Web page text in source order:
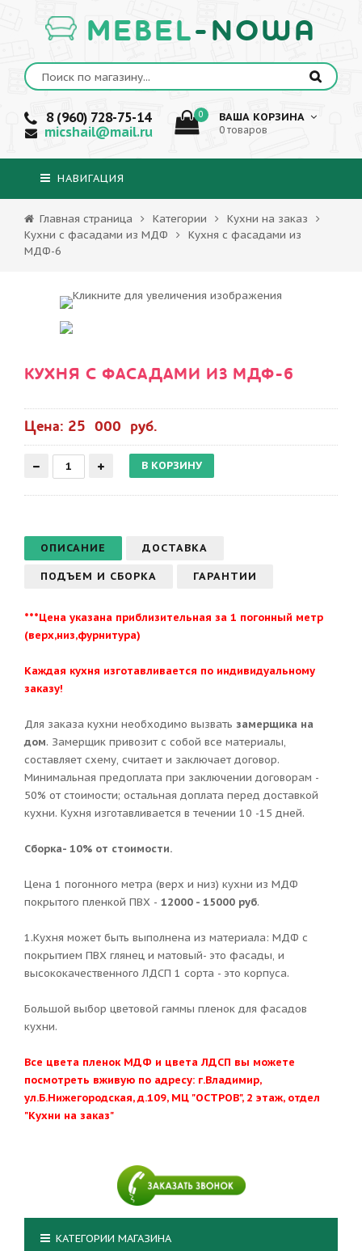
MEBEL-NOWA
8 (960) 728-75-14
micshail@mail.ru
0 ВАША КОРЗИНА
0 товаров
НАВИГАЦИЯ
Главная страница Категории
Кухни на заказ
Кухни с фасадами из МДФ
Кухня с фасадами из
МДФ-6
КУХНЯ С ФАСАДАМИ ИЗ МДФ-6
Цена: 25 000 руб.
ОПИСАНИЕ ДОСТАВКА
ПОДЪЕМ И СБОРКА ГАРАНТИИ
***Цена указана приблизительная за 1 погонный метр
(верх,низ,фурнитура)
Каждая кухня изготавливается по индивидуальному
заказу!
Для заказа кухни необходимо вызвать замерщика на
дом. Замерщик привозит с собой все материалы,
составляет схему, считает и заключает договор.
Минимальная предоплата при заключении договорам -
50% от стоимости; остальная доплата перед доставкой
кухни. Кухня изготавливается в течении 10 -15 дней.
Сборка- 10% от стоимости.
Цена 1 погонного метра (верх и низ) кухни из МДФ
покрытого пленкой ПВХ - 12000 - 15000 руб.
1.Кухня может быть выполнена из материала: МДФ с
покрытием ПВХ глянец и матовый- это фасады, и
высококачественного ЛДСП 1 сорта - это корпуса.
Большой выбор цветовой гаммы пленок для фасадов
кухни.
Все цвета пленок МДФ и цвета ЛДСП вы можете
посмотреть вживую по адресу: г.Владимир,
ул.Б.Нижегородская, д.109, МЦ "ОСТРОВ", 2 этаж, отдел
"Кухни на заказ"
КАТЕГОРИИ МАГАЗИНА